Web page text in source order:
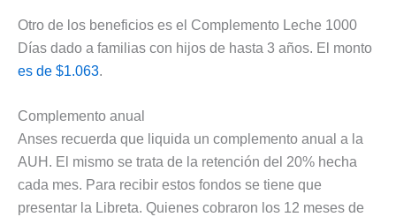
Otro de los beneficios es el Complemento Leche 1000
Días dado a familias con hijos de hasta 3 años. El monto
es de $1.063.
Complemento anual
Anses recuerda que liquida un complemento anual a la
AUH. El mismo se trata de la retención del 20% hecha
cada mes. Para recibir estos fondos se tiene que
presentar la Libreta. Quienes cobraron los 12 meses de